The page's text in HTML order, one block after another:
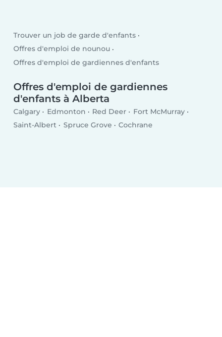
Trouver un job de garde d'enfants
Offres d'emploi de nounou
Offres d'emploi de gardiennes d'enfants
Offres d'emploi de gardiennes
d'enfants à Alberta
Calgary Edmonton Red Deer
Fort McMurray
Saint-Albert
Spruce Grove Cochrane